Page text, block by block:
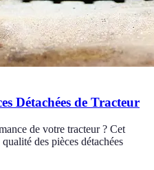
Détachées de Tracteur
de votre tracteur ? Cet
des pièces détachées